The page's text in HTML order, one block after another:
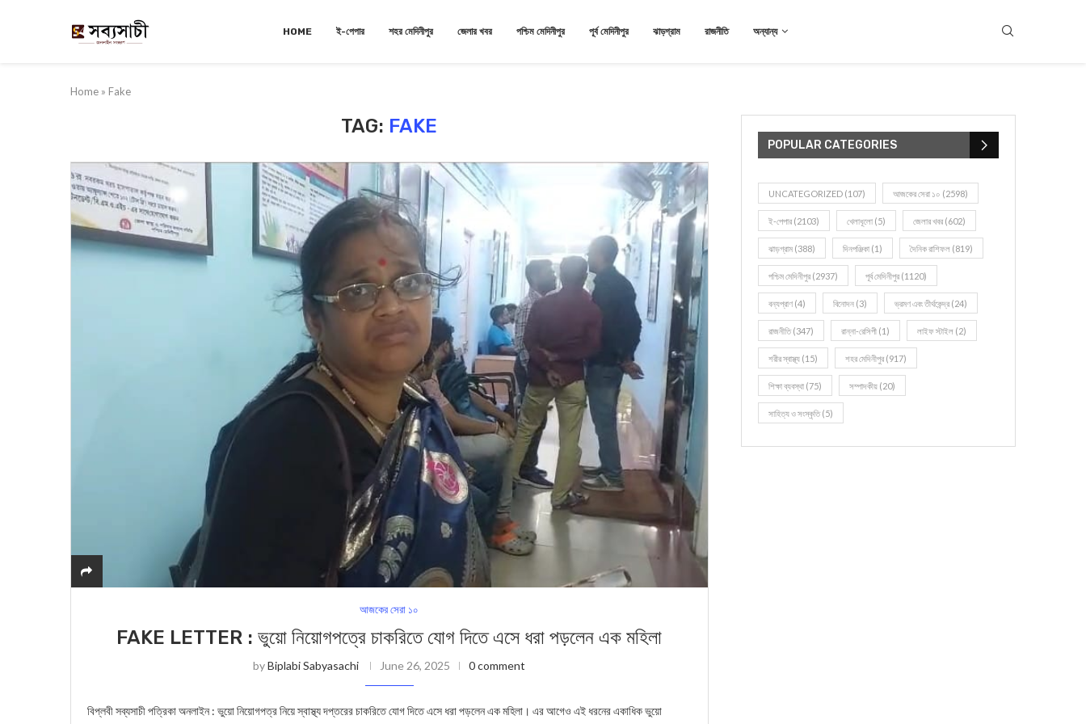
HOME ই-পেপার শহর মেদিনীপুর জেলার খবর পশ্চিম মেদিনীপুর পূর্ব মেদিনীপুর ঝাড়গ্রাম রাজনীতি অন্যান্য
Home » Fake
TAG: FAKE
আজকের সেরা ১০
FAKE LETTER : ভুয়ো নিয়োগপত্রে চাকরিতে যোগ দিতে এসে ধরা পড়লেন এক মহিলা
byBiplabi Sabyasachi June 26, 2025 0 comment
বিপ্লবী সব্যসাচী পত্রিকা অনলাইন : ভুয়ো নিয়োগপত্র নিয়ে স্বাস্থ্য দপ্তরের চাকরিতে যোগ দিতে এসে ধরা পড়লেন এক মহিলা। এর আগেও এই ধরনের একাধিক ভুয়ো
POPULAR CATEGORIES
UNCATEGORIZED (107) আজকের সেরা ১০ (2598)
ই-পেপার (2103) খেলাধূলো (5) জেলার খবর (602)
ঝাড়গ্রাম (388) দিনপঞ্জিকা (1) দৈনিক রাশিফল (819)
পশ্চিম মেদিনীপুর (2937) পূর্ব মেদিনীপুর (1120)
বন্যপ্রাণ (4) বিনোদন (3) ভ্রমণ এবং তীর্থকেন্দ্র (24)
রাজনীতি(347) রান্না-রেসিপী (1) লাইফ স্টাইল (2)
শরীর স্বাস্থ্য (15) শহর মেদিনীপুর (917)
শিক্ষা ব্যবস্থা (75) সম্পাদকীয় (20)
সাহিত্য ও সংস্কৃতি(5)